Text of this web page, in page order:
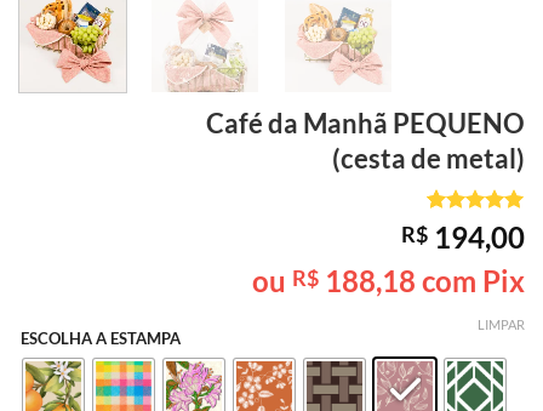
Café da Manhã PEQUENO
(cesta de metal)
Avaliado
como5de
5, com
baseado em
1
de cliente
R$ 194,00
ou R$ 188,18 com Pix
ESCOLHA A ESTAMPA
LIMPAR